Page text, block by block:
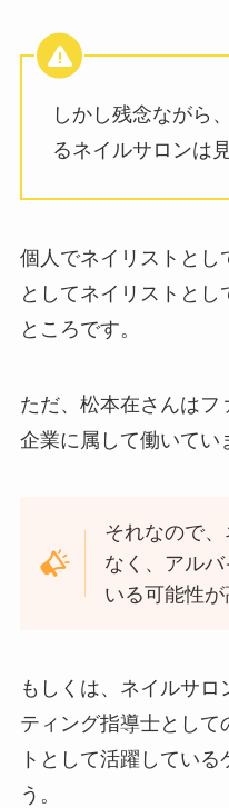
しかし残念ながら
るネイルサロンは
個人でネイリストとし
としてネイリストと
ところです。
ただ、松本在さんはフ
企業に属して働いてい
それなので
なく、アル
いる可能性が
もしくは、ネイルサ
ティング指導士として
トとして活躍してい
う。